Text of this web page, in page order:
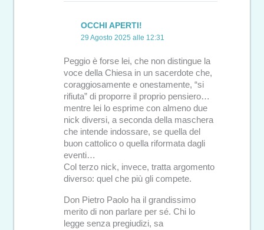
OCCHI APERTI!
29 Agosto 2025 alle 12:31
Peggio è forse lei, che non distingue la
voce della Chiesa in un sacerdote che,
coraggiosamente e onestamente, “si
rifiuta” di proporre il proprio pensiero…
mentre lei lo esprime con almeno due
nick diversi, a seconda della maschera
che intende indossare, se quella del
buon cattolico o quella riformata dagli
eventi…
Col terzo nick, invece, tratta argomento
diverso: quel che più gli compete.
Don Pietro Paolo ha il grandissimo
merito di non parlare per sé. Chi lo
legge senza pregiudizi, sa